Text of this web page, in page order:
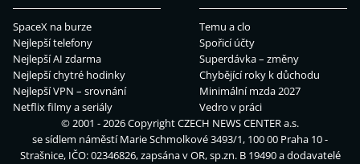
SpaceX na burze
Nejlepší telefony
Nejlepší AI zdarma
Nejlepší chytré hodinky
Nejlepší VPN – srovnání
Netflix filmy a seriály
Temu a clo
Spořicí účty
Superdávka – změny
Chybějící roky k důchodu
Minimální mzda 2027
Vedro v práci
© 2001 - 2026 CopyrightCZECH NEWS CENTER a.s.
se sídlem náměstí Marie Schmolkové 3493/1, 100 00 Praha 10 -
Strašnice, IČO: 02346826, zapsána v OR, sp.zn. B 19490 a dodavatelé